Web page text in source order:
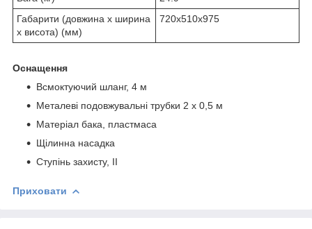
Габарити (довжина х ширина
х висота) (мм)
720x510x975
Оснащення
Всмоктуючий шланг, 4 м
Металеві подовжувальні трубки 2 х 0,5 м
Матеріал бака, пластмаса
Щілинна насадка
Ступінь захисту, II
Приховати